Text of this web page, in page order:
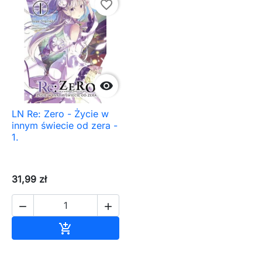

favorite_border
LN Re: Zero - Życie w
innym świecie od zera -
1.
31,99 zł
 
